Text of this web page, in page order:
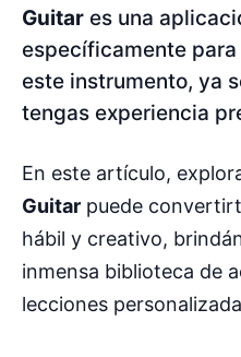
Guitar es una
específicamente
este instrumento, ya
tengas experiencia
En este artículo,
Guitar puede
hábil y creativo,
inmensa biblioteca de
lecciones